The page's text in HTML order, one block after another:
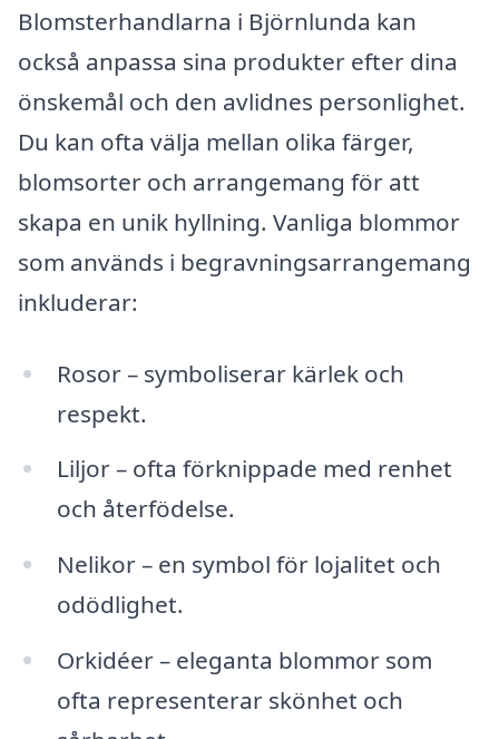
Blomsterhandlarna i Björnlunda kan
också anpassa sina produkter efter dina
önskemål och den avlidnes personlighet.
Du kan ofta välja mellan olika färger,
blomsorter och arrangemang för att
skapa en unik hyllning. Vanliga blommor
som används i begravningsarrangemang
inkluderar:
Rosor – symboliserar kärlek och
respekt.
Liljor – ofta förknippade med renhet
och återfödelse.
Nelikor – en symbol för lojalitet och
odödlighet.
Orkidéer – eleganta blommor som
ofta representerar skönhet och